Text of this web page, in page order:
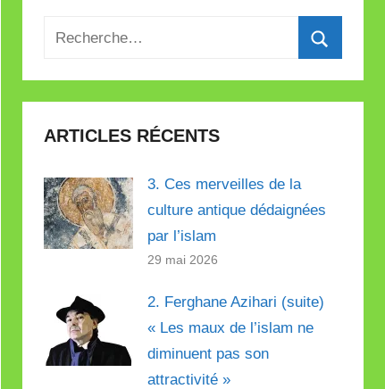
Recherche
:
ARTICLES RÉCENTS
3. Ces merveilles de la
culture antique dédaignées
par l’islam
29 mai 2026
2. Ferghane Azihari (suite)
« Les maux de l’islam ne
diminuent pas son
attractivité »